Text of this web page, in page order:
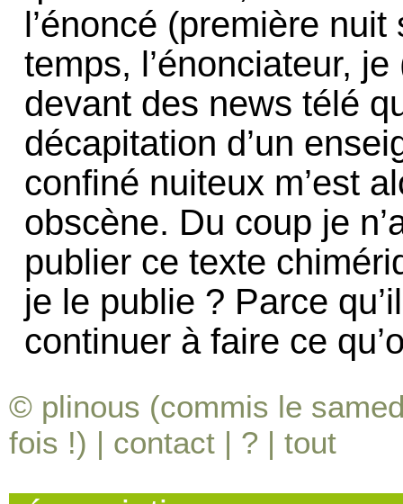
l’énoncé (première
temps, l’énonciateur,
devant des news télé
décapitation d’un
confiné nuiteux m’est
obscène. Du coup je
publier ce texte
je le publie ? Parce
continuer à faire ce
© plinous (commis le
fois !) | contact | ? | tout